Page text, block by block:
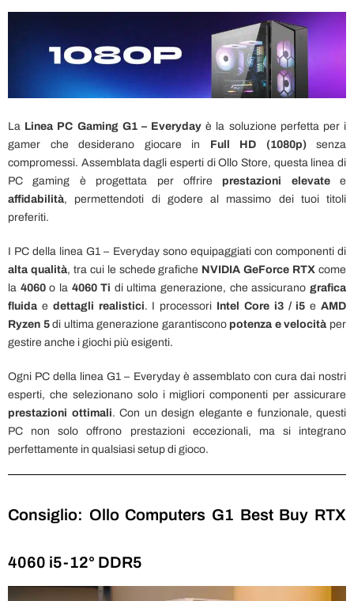
La Linea PC Gaming G1 – Everyday è la soluzione perfetta per i
gamer che desiderano giocare in Full HD (1080p)senza
compromessi. Assemblata dagli esperti di Ollo Store, questa linea di
PC gaming è progettata per offrire prestazioni elevatee
affidabilità, permettendoti di godere al massimo dei tuoi titoli
preferiti.
I PC della linea G1 – Everyday sono equipaggiati con componenti di
alta qualità, tra cui le schede grafiche NVIDIA GeForce RTX come
la 4060o la 4060 Ti di ultima generazione, che assicuranografica
fluida e dettagli realistici. I processori Intel Core i3 / i5 eAMD
Ryzen 5di ultima generazione garantiscono potenza e velocità per
gestire anche i giochi più esigenti.
Ogni PC della linea G1 – Everyday è assemblato con cura dai nostri
esperti, che selezionano solo i migliori componenti per assicurare
prestazioni ottimali. Con un design elegante e funzionale, questi
PC non solo offrono prestazioni eccezionali, ma si integrano
perfettamente in qualsiasi setup di gioco.
Consiglio: Ollo Computers G1 Best Buy RTX
4060 i5-12° DDR5